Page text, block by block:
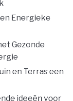
Energieke
Gezonde
en Terras een
ideeën voor